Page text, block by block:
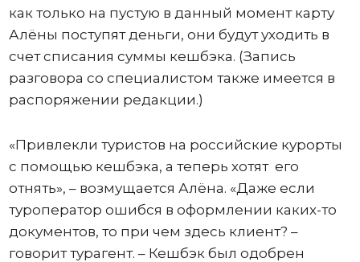
как только на пустую в данный момент карту
Алёны поступят деньги, они будут уходить в
счет списания суммы кешбэка. (Запись
разговора со специалистом также имеется в
распоряжении редакции.)
«Привлекли туристов на российские курорты
с помощью кешбэка, а теперь хотят его
отнять», – возмущается Алёна. «Даже если
туроператор ошибся в оформлении каких-то
документов, то при чем здесь клиент? –
говорит турагент. – Кешбэк был одобрен